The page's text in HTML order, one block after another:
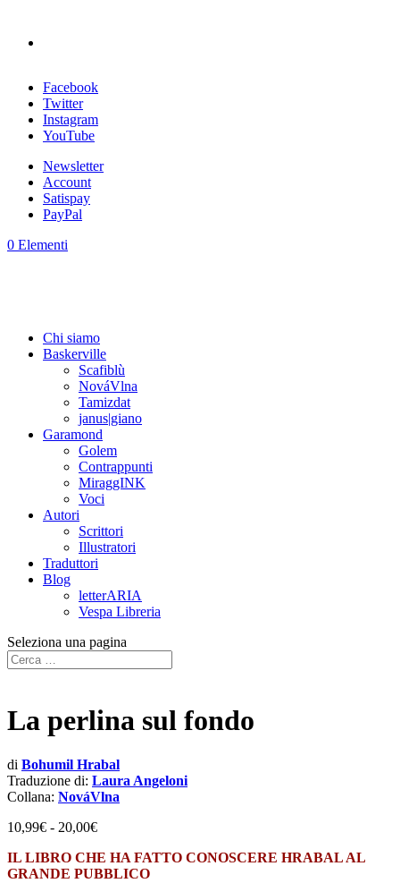
Facebook
Twitter
Instagram
YouTube
Newsletter
Account
Satispay
PayPal
0 Elementi
Chi siamo
Baskerville
Scafiblù
NováVlna
Tamizdat
janus|giano
Garamond
Golem
Contrappunti
MiraggINK
Voci
Autori
Scrittori
Illustratori
Traduttori
Blog
letterARIA
Vespa Libreria
Seleziona una pagina
La perlina sul fondo
di Bohumil Hrabal
Traduzione di: Laura Angeloni
Collana: NováVlna
10,99€ - 20,00€Fascia
prezzo:
da
IL LIBRO CHE HA FATTO CONOSCERE HRABAL AL
GRANDE PUBBLICO